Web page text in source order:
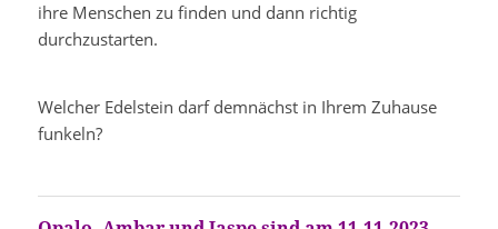
ihre Menschen zu finden und dann richtig
durchzustarten.
Welcher Edelstein darf demnächst in Ihrem Zuhause
funkeln?